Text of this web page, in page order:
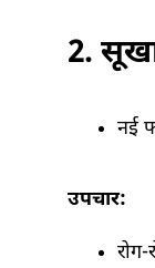
2.
नई
उपचार: